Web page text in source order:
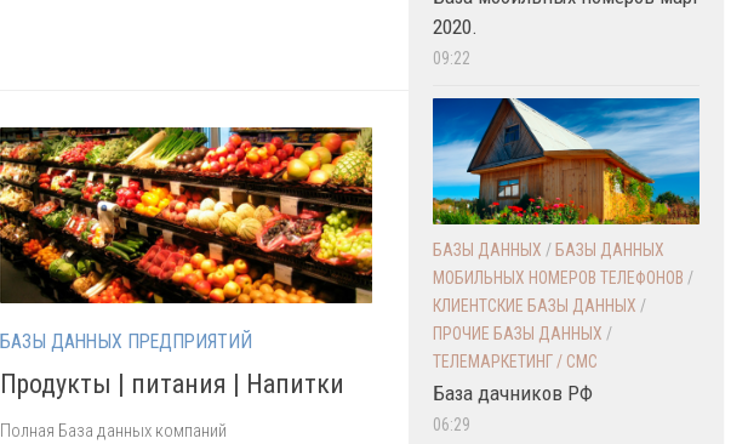
БАЗЫ ДАННЫХ ПРЕДПРИЯТИЙ
Продукты | питания | Напитки
Полная База данных компаний
2020.
09:22
БАЗЫ ДАННЫХ / БАЗЫ ДАННЫХ
МОБИЛЬНЫХ НОМЕРОВ ТЕЛЕФОНОВ /
КЛИЕНТСКИЕ БАЗЫ ДАННЫХ /
ПРОЧИЕ БАЗЫ ДАННЫХ /
ТЕЛЕМАРКЕТИНГ / СМС
База дачников РФ
06:29